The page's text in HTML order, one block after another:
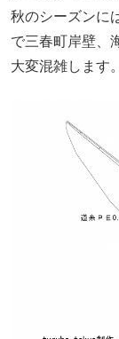
秋のシーズンに
で三春町岸壁、
大変混雑します。